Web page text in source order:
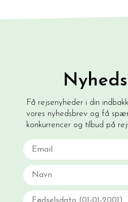
Få rejsenyheder i din
vores nyhedsbrev og få
konkurrencer og tilbud på
Email
Navn
Fødselsdato